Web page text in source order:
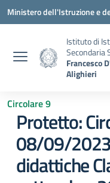
Vai ai contenuti
Vai al menu di navigazione
Vai al footer
Ministero dell'Istruzione e
Istituto di
Secondaria
Francesco
Alighieri
Circolare 9
Protetto:
08/09/
didattiche